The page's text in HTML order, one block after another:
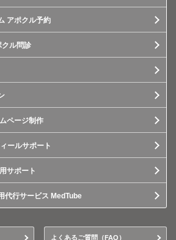
アポクル予約
ル問診
ページ制作
ールサポート
サポート
代行サービス MedTube
よくあるご質問（FAQ）